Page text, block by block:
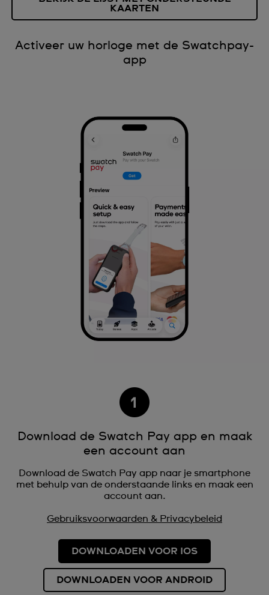
KAARTEN
Activeer uw horloge met de Swatchpay-
app
Download de Swatch Pay app en maak
een account aan
Download de Swatch Pay app naar je smartphone
met behulp van de onderstaande links en maak een
account aan.
Gebruiksvoorwaarden & Privacybeleid
DOWNLOADEN VOOR IOS
DOWNLOADEN VOOR ANDROID